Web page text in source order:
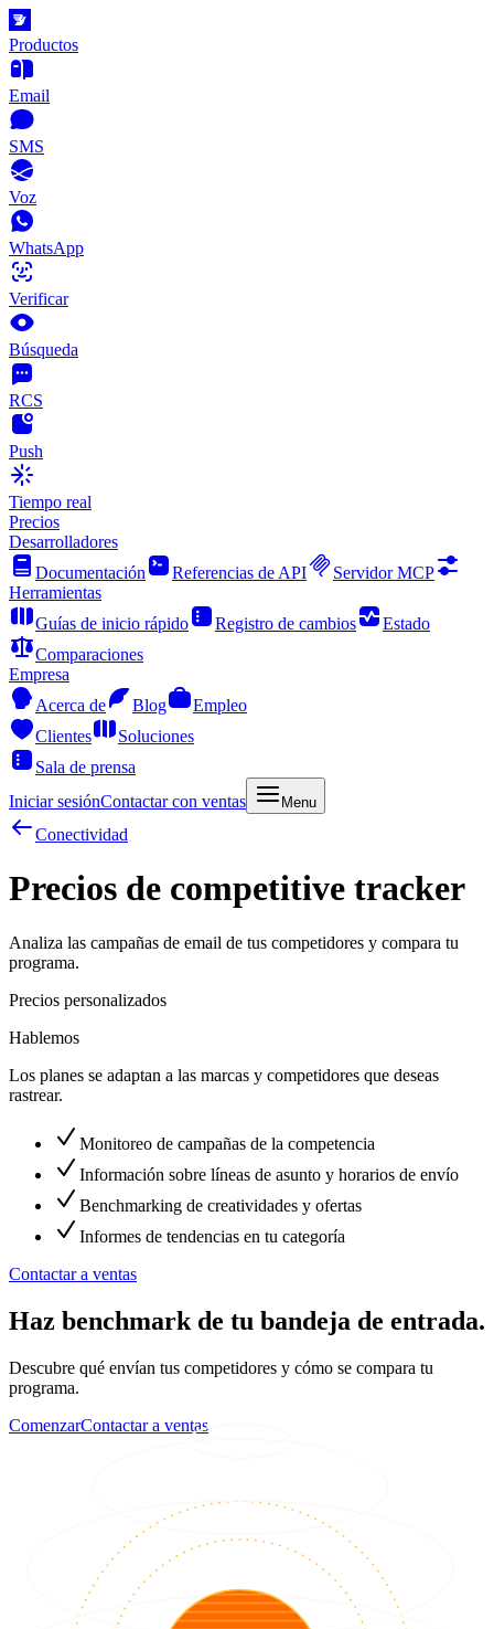
Productos
Email
SMS
Voz
WhatsApp
Verificar
Búsqueda
RCS
Push
Tiempo real
Precios
Desarrolladores
Documentación
Referencias de API
Servidor MCP
Herramientas
Guías de inicio rápido
Registro de cambios
Estado
Comparaciones
Empresa
Acerca de
Blog
Empleo
Clientes
Soluciones
Sala de prensa
Iniciar sesiónContactar con ventas Menu
Conectividad
Precios de competitive tracker
Analiza las campañas de email de tus competidores y compara tu
programa.
Precios personalizados
Hablemos
Los planes se adaptan a las marcas y competidores que deseas
rastrear.
Monitoreo de campañas de la competencia
Información sobre líneas de asunto y horarios de envío
Benchmarking de creatividades y ofertas
Informes de tendencias en tu categoría
Contactar a ventas
Haz benchmark de tu bandeja de entrada.
Descubre qué envían tus competidores y cómo se compara tu
programa.
ComenzarContactar a ventas